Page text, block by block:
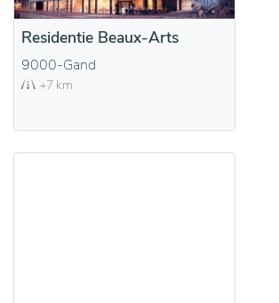
Residentie Beaux-Arts
9000-Gand
+7 km